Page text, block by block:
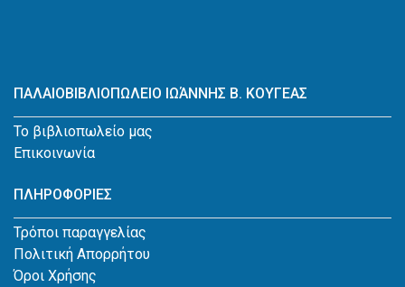
ΠΑΛΑΙΟΒΙΒΛΙΟΠΩΛΕΙΟ ΙΩΆΝΝΗΣ Β. ΚΟΥΓΕΑΣ
Το βιβλιοπωλείο μας
Επικοινωνία
ΠΛΗΡΟΦΟΡΙΕΣ
Τρόποι παραγγελίας
Πολιτική Απορρήτου
Όροι Χρήσης